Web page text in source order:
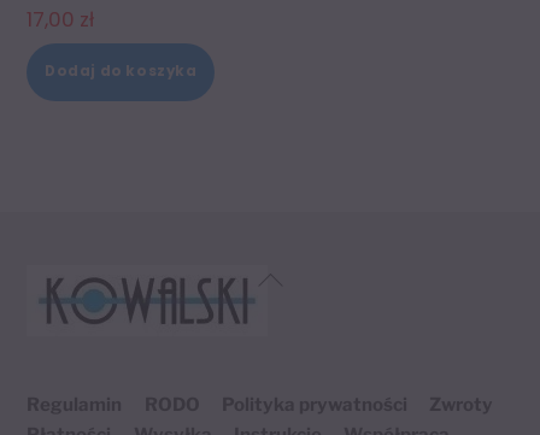
17,00 zł
Dodaj do koszyka